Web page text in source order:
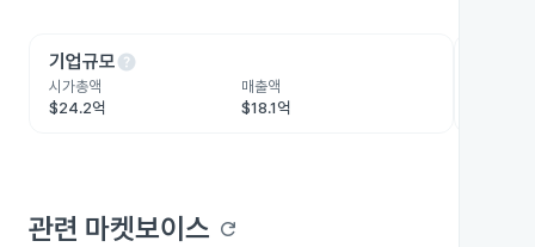
기업규모help
시가총액
$24.2억
매출액
$18.1억
관련 마켓보이스 refresh